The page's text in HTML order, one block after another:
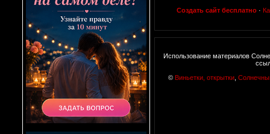
Создать сайт бесплатно ·
Использование материалов
© Виньетки, открытки,